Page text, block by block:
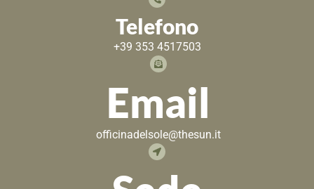
Telefono
+39 353 4517503
Email
officinadelsole@thesun.it